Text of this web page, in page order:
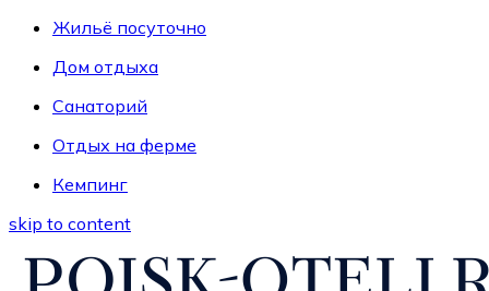
Жильё посуточно
Дом отдыха
Санаторий
Отдых на ферме
Кемпинг
skip to content